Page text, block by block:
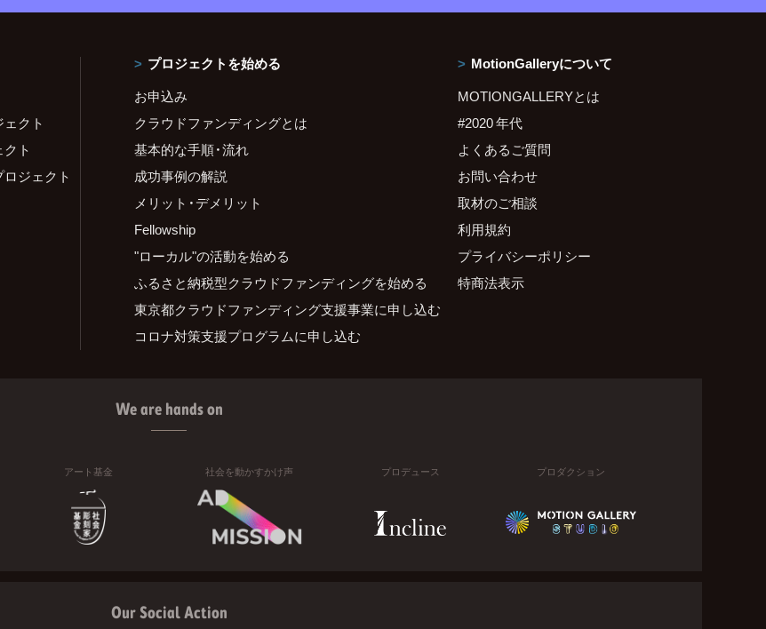
クト
ト
ジェクト
プロジェクトを始める
お申込み
クラウドファンディングとは
基本的な手順・流れ
成功事例の解説
メリット・デメリット
Fellowship
"ローカル"の活動を始める
ふるさと納税型クラウドファンディングを始める
東京都クラウドファンディング支援事業に申し込む
コロナ対策支援プログラムに申し込む
MotionGalleryについて
MOTIONGALLERYとは
#2020 年代
よくあるご質問
お問い合わせ
取材のご相談
利用規約
プライバシーポリシー
特商法表示
We are hands on
アート基金 社会を動かすかけ声 プロデュース プロダクション
Our Social Action